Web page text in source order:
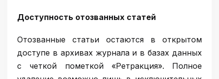
Доступность отозванных статей
Отозванные статьи остаются в открытом
доступе в архивах журнала и в базах данных
с четкой пометкой «Ретракция». Полное